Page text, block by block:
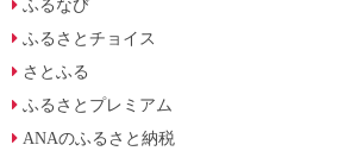
ふるなび
ふるさとチョイス
さとふる
ふるさとプレミアム
ANAのふるさと納税